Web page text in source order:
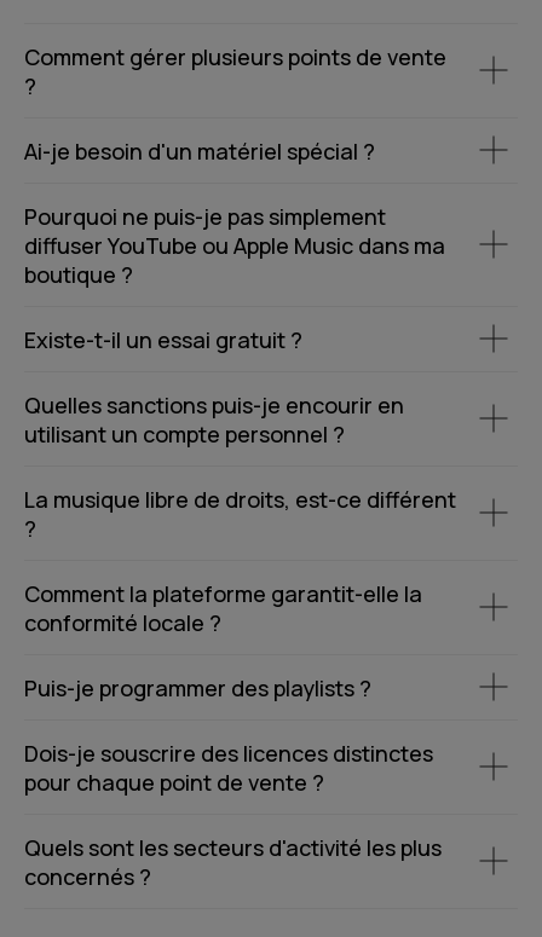
Comment gérer plusieurs points de vente
?
Ai-je besoin d'un matériel spécial ?
Pourquoi ne puis-je pas simplement
diffuser YouTube ou Apple Music dans ma
boutique ?
Existe-t-il un essai gratuit ?
Quelles sanctions puis-je encourir en
utilisant un compte personnel ?
La musique libre de droits, est-ce différent
?
Comment la plateforme garantit-elle la
conformité locale ?
Puis-je programmer des playlists ?
Dois-je souscrire des licences distinctes
pour chaque point de vente ?
Quels sont les secteurs d'activité les plus
concernés ?